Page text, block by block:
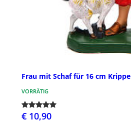
Frau mit Schaf für 16 cm Krippe
VORRÄTIG
€ 10,90